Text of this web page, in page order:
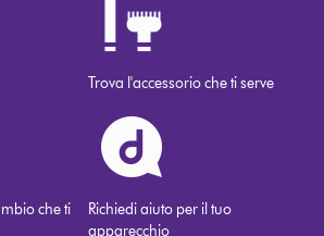
Trova l'accessorio che ti serve
che ti
Richiedi aiuto per il tuo
apparecchio